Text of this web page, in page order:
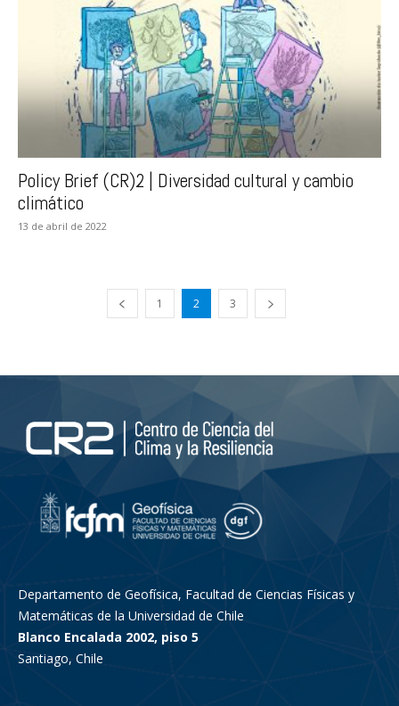
Policy Brief (CR)2 | Diversidad cultural y cambio
climático
13 de abril de 2022
1 2 3
Departamento de Geofísica, Facultad de Ciencias Físicas y
Matemáticas de la Universidad de Chile
Blanco Encalada 2002, piso 5
Santiago, Chile